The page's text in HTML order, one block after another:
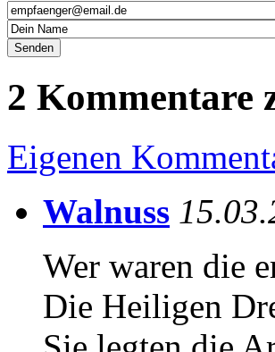
2 Kommentare
Eigenen
Walnuss
Wer waren die
Die Heiligen